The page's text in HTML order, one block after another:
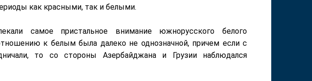
как красными, так и белыми.
самое пристальное внимание южнорусского белого
к белым была далеко не однозначной, причем если с
то со стороны Азербайджана и Грузии наблюдался